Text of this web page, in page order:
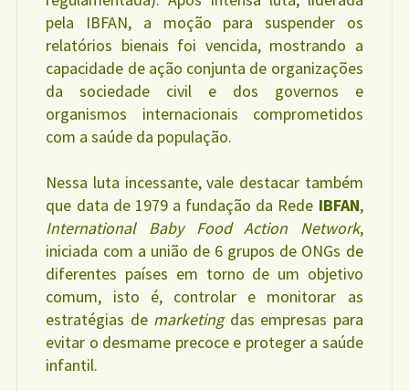
pela IBFAN, a moção para suspender os
relatórios bienais foi vencida, mostrando a
capacidade de ação conjunta de organizações
da sociedade civil e dos governos e
organismos internacionais comprometidos
com a saúde da população.
Nessa luta incessante, vale destacar também
que data de 1979 a fundação da Rede IBFAN,
International Baby Food Action Network,
iniciada com a união de 6 grupos de ONGs de
diferentes países em torno de um objetivo
comum, isto é, controlar e monitorar as
estratégias de marketing das empresas para
evitar o desmame precoce e proteger a saúde
infantil.